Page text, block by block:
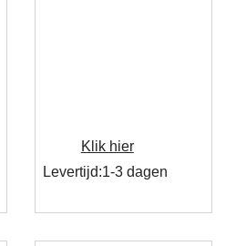
Klik hier
Levertijd:1-3 dagen